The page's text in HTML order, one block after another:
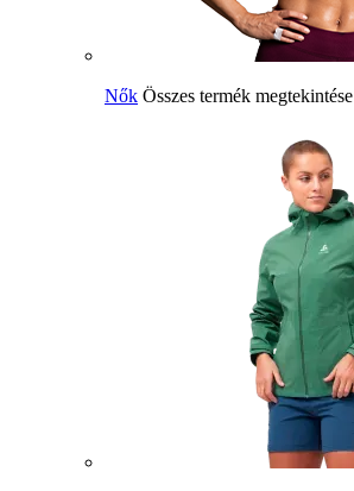
Nők Összes termék megtekintése